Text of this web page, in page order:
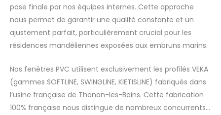
pose finale par nos équipes internes. Cette approche
nous permet de garantir une qualité constante et un
ajustement parfait, particulièrement crucial pour les
résidences mandéliennes exposées aux embruns marins.
Nos fenêtres PVC utilisent exclusivement les profilés VEKA
(gammes SOFTLINE, SWINGLINE, KIETISLINE) fabriqués dans
l’usine française de Thonon-les-Bains. Cette fabrication
100% française nous distingue de nombreux concurrents…